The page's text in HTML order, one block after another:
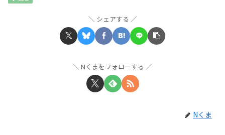
シェアする
Nくまをフォローする
Nくま